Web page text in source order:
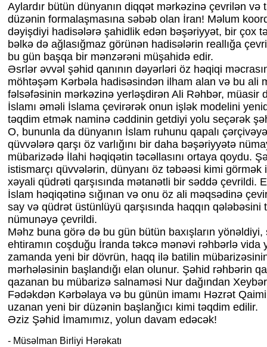
Aylardır bütün dünyanın diqqət mərkəzinə çevrilən və
düzənin formalaşmasına səbəb olan İran! Məlum
dəyişdiyi hadisələrə şahidlik edən bəşəriyyət, bir çox
bəlkə də ağlasığmaz görünən hadisələrin reallığa
bu gün başqa bir mənzərəni müşahidə edir.
Əsrlər əvvəl şəhid qanının dəyərləri öz həqiqi
möhtəşəm Kərbəla hadisəsindən ilham alan və bu ali
fəlsəfəsinin mərkəzinə yerləşdirən Ali Rəhbər, müasir
İslamı əməli İslama çevirərək onun işlək modelini
təqdim etmək naminə cəddinin getdiyi yolu seçərək
O, bununla da dünyanın İslam ruhunu qapalı
qüvvələrə qarşı öz varlığını bir daha bəşəriyyətə
mübarizədə İlahi həqiqətin təcəllasını ortaya qoydu.
istismarçı qüvvələrin, dünyanı öz təbəəsi kimi görmək
xəyali qüdrəti qarşısında mətanətli bir səddə çevrildi.
İslam həqiqətinə sığınan və onu öz ali məqsədinə
say və qüdrət üstünlüyü qarşısında haqqın qələbəsini
nümunəyə çevrildi.
Məhz buna görə də bu gün bütün baxışların yönəldiyi,
ehtiramın coşduğu İranda təkcə mənəvi rəhbərlə vida
zamanda yeni bir dövrün, haqq ilə batilin
mərhələsinin başlandığı elan olunur. Şəhid rəhbərin
qazanan bu mübarizə salnaməsi Nur dağından
Fədəkdən Kərbəlaya və bu günün imamı Həzrət
uzanan yeni bir düzənin başlanğıcı kimi təqdim edilir.
Əziz Şəhid İmamımız, yolun davam edəcək!
- Müsəlman Birliyi Hərəkatı